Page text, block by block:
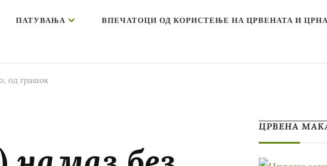
ПАТУВАЊА ВПЕЧАТОЦИ ОД КОРИСТЕЊЕ НА ЦРВЕНАТА И
од грашок
ЦРВЕНА